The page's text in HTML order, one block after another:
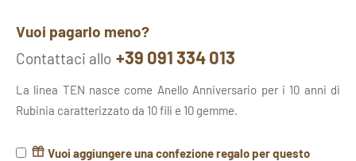
Vuoi pagarlo meno?
Contattaci allo +39 091 334 013
La linea TEN nasce come Anello Anniversario per i 10 anni di
Rubinia caratterizzato da 10 fili e 10 gemme.
Vuoi aggiungere una confezione regalo per questo